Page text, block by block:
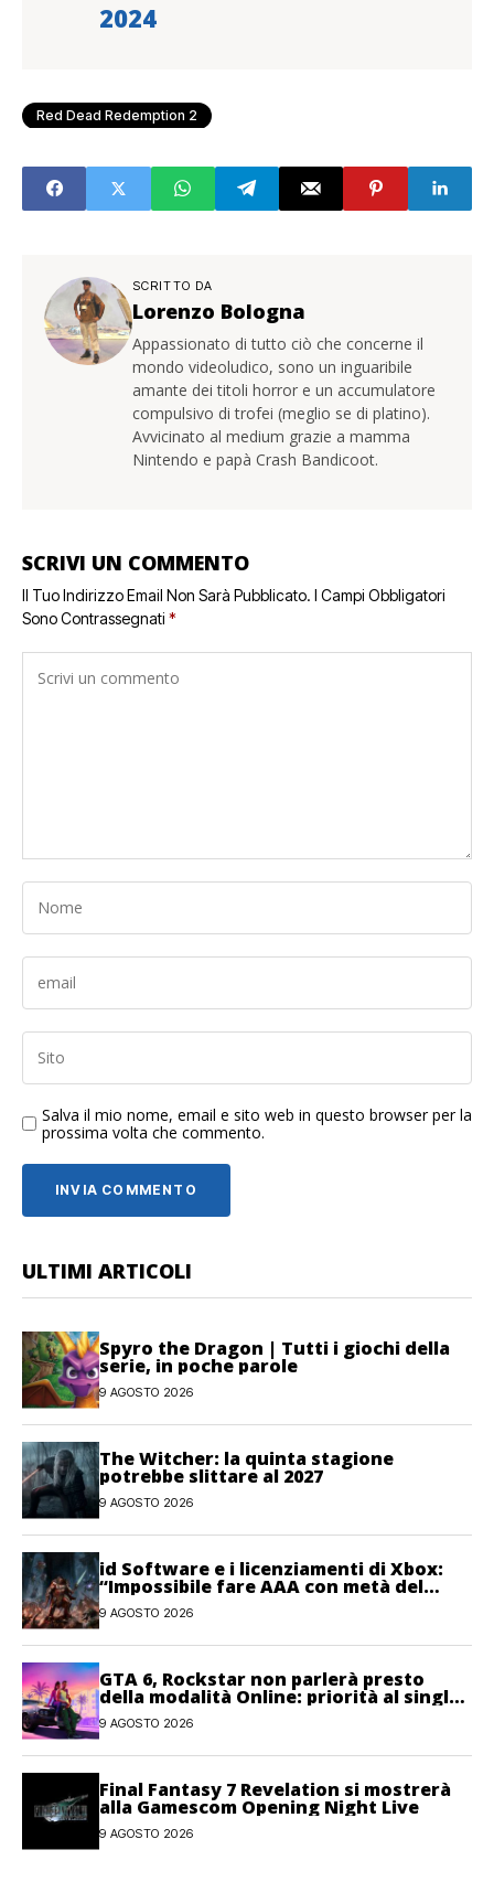
2024
Red Dead Redemption 2
SCRITTO DA
Lorenzo Bologna
Appassionato di tutto ciò che concerne il
mondo videoludico, sono un inguaribile
amante dei titoli horror e un accumulatore
compulsivo di trofei (meglio se di platino).
Avvicinato al medium grazie a mamma
Nintendo e papà Crash Bandicoot.
SCRIVI UN COMMENTO
Il Tuo Indirizzo Email Non Sarà Pubblicato. I Campi Obbligatori
Sono Contrassegnati *
Salva il mio nome, email e sito web in questo browser per la
prossima volta che commento.
ULTIMI ARTICOLI
Spyro the Dragon | Tutti i giochi della
serie, in poche parole
9 AGOSTO 2026
The Witcher: la quinta stagione
potrebbe slittare al 2027
9 AGOSTO 2026
id Software e i licenziamenti di Xbox:
“Impossibile fare AAA con metà del
personale”
9 AGOSTO 2026
GTA 6, Rockstar non parlerà presto
della modalità Online: priorità al single-
player
9 AGOSTO 2026
Final Fantasy 7 Revelation si mostrerà
alla Gamescom Opening Night Live
9 AGOSTO 2026